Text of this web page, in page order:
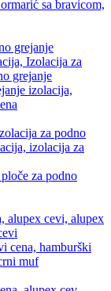
grejanje
za podno